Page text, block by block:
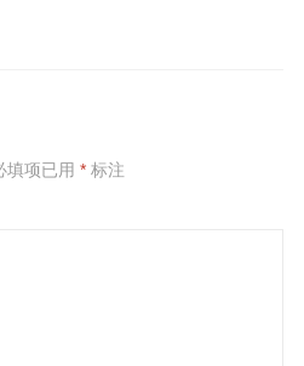
填项已用 *标注